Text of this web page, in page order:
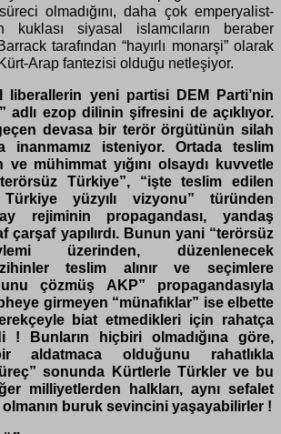
olmadığını, daha çok emperyalist-
kuklası siyasal islamcıların beraber
tarafından “hayırlı monarşi” olarak
Arap fantezisi olduğu netleşiyor.
liberallerin yeni partisi DEM Parti’nin
adlı ezop dilinin şifresini de açıklıyor.
devasa bir terör örgütünün silah
inanmamız isteniyor. Ortada teslim
mühimmat yığını olsaydı kuvvetle
Türkiye”, “işte teslim edilen
yüzyılı vizyonu” türünden
rejiminin propagandası, yandaş
çarşaf yapılırdı. Bunun yani “terörsüz
üzerinden, düzenlenecek
teslim alınır ve seçimlere
çözmüş AKP” propagandasıyla
girmeyen “münafıklar” ise elbette
biat etmedikleri için rahatça
! Bunların hiçbiri olmadığına göre,
aldatmaca olduğunu rahatlıkla
sonunda Kürtlerle Türkler ve bu
milliyetlerden halkları, aynı sefalet
buruk sevincini yaşayabilirler !